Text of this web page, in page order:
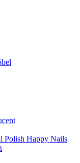
Polish Happy Nails